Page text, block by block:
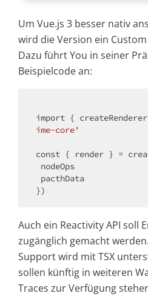
Um Vue.js 3 besser nativ
wird die Version ein
Dazu führt You in seiner
Beispielcode an:
import {
ime-core'
const { render } =
Auch ein Reactivity API soll
zugänglich gemacht
Support wird mit TSX
sollen künftig in weiteren
Traces zur Verfügung